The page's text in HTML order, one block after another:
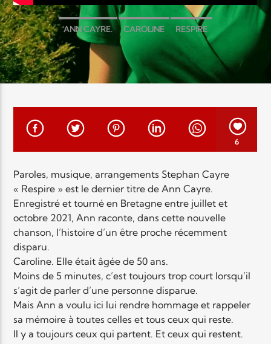
TITRE
ARTISTE
Elyon Rhema
Elyon Live
ANN CAYRE. CAROLINE RESPIRE
6
Paroles, musique, arrangements Stephan Cayre
« Respire » est le dernier titre de Ann Cayre.
Enregistré et tourné en Bretagne entre juillet et
octobre 2021, Ann raconte, dans cette nouvelle
chanson, l’histoire d’un être proche récemment
disparu.
Caroline. Elle était âgée de 50 ans.
Moins de 5 minutes, c’est toujours trop court lorsqu’il
s’agit de parler d’une personne disparue.
Mais Ann a voulu ici lui rendre hommage et rappeler
sa mémoire à toutes celles et tous ceux qui reste.
Il y a toujours ceux qui partent. Et ceux qui restent.